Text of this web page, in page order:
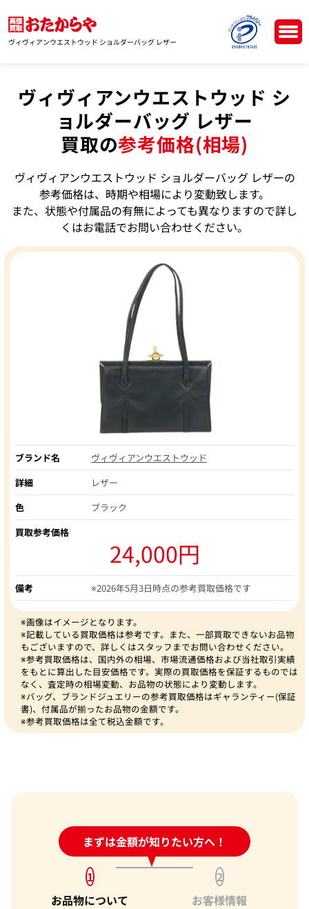
ヴィヴィアンウエストウッド ショルダーバッグ レザー
ヴィヴィアンウエストウッド シ
ョルダーバッグ レザー
買取の参考価格(相場)
ヴィヴィアンウエストウッド ショルダーバッグ レザーの
参考価格は、時期や相場により変動致します。
また、状態や付属品の有無によっても異なりますので詳し
くはお電話でお問い合わせください。
ブランド名
ヴィヴィアンウエストウッド
詳細
レザー
色
ブラック
買取参考価格
24,000円
備考 ※2026年5月3日時点の参考買取価格です
※画像はイメージとなります。
※記載している買取価格は参考です。また、一部買取できないお品物
もございますので、詳しくはスタッフまでお問い合わせください。
※参考買取価格は、国内外の相場、市場流通価格および当社取引実績
をもとに算出した目安価格です。実際の買取価格を保証するものでは
なく、査定時の相場変動、お品物の状態により変動します。
※バッグ、ブランドジュエリーの参考買取価格はギャランティー(保証
書)、付属品が揃ったお品物の金額です。
※参考買取価格は全て税込金額です。
まずは金額が知りたい方へ！
24時間受付中!問い合わせフォーム
1
お品物について
2
お客様情報